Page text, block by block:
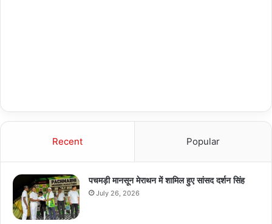
Recent Popular
पचमड़ी मानसून मेराथन में शामिल हुए सांसद दर्शन सिंह
July 26, 2026